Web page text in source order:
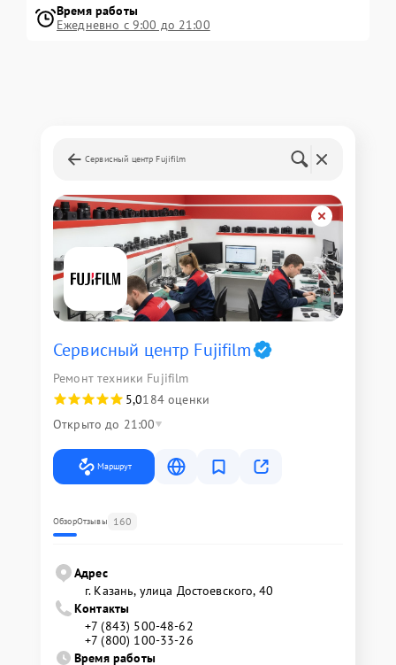
Время работы
Ежедневно с 9:00 до 21:00
Сервисный центр Fujifilm
Сервисный центр Fujifilm
Ремонт техники Fujifilm
5,0184 оценки
Открыто до 21:00
Маршрут
ОбзорОтзывы 160
Адрес
г. Казань, улица Достоевского, 40
Контакты
+7 (843) 500-48-62
+7 (800) 100-33-26
Время работы